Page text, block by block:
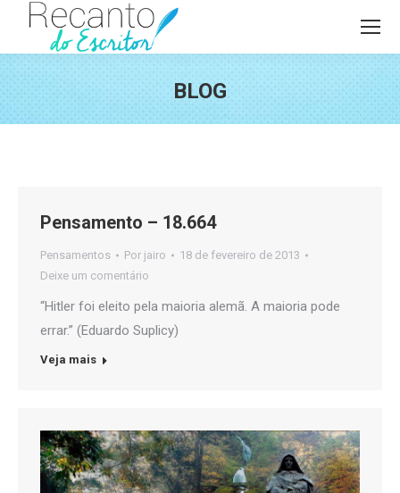
BLOG
Pensamento – 18.664
Pensamentos Por jairo
18 de fevereiro de 2013
Deixe um comentário
“Hitler foi eleito pela maioria alemã. A maioria pode
errar.” (Eduardo Suplicy)
Veja mais